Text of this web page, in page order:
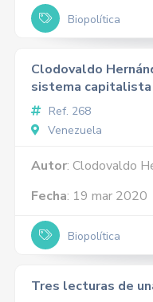
Biopolítica
Clodovaldo
sistema
Ref. 268
Venezuela
Autor: Clodovaldo
Fecha: 19 mar 2020
Biopolítica
Tres lecturas de